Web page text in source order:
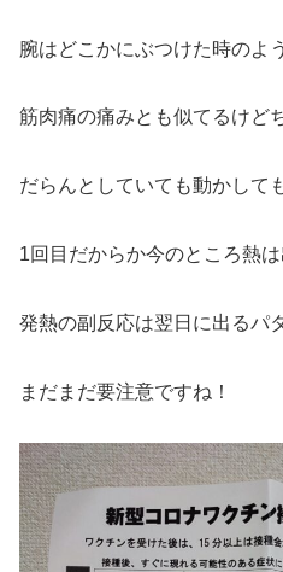
腕はどこかにぶつけた時のよ
筋肉痛の痛みとも似てるけど
だらんとしていても動かして
1回目だからか今のところ熱は
発熱の副反応は翌日に出るパ
まだまだ要注意ですね！